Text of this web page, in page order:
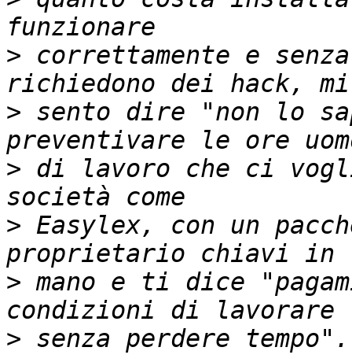
> correttamente e
> sento dire "non lo
> di lavoro che ci
> Easylex, con un
> mano e ti dice
>